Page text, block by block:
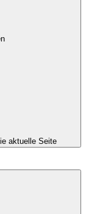
aktuelle Seite